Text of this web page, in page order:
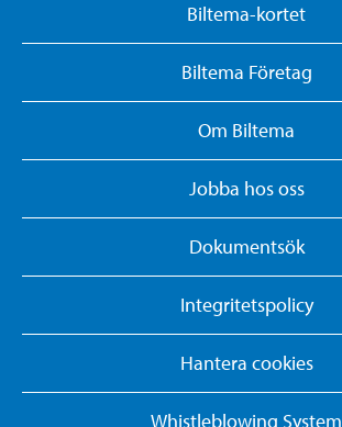
Biltema-kortet
Biltema Företag
Om Biltema
Jobba hos oss
Dokumentsök
Integritetspolicy
Hantera cookies
Whistleblowing System